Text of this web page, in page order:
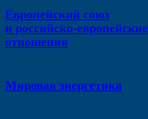
Европейский союз
и российско-европейские
отношения
Мировая энергетика